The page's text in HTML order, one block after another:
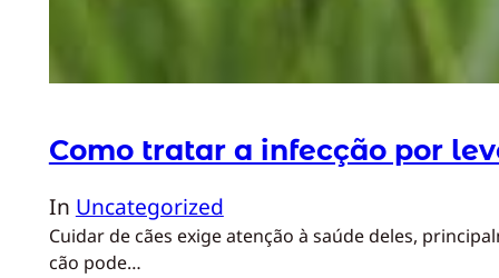
Como tratar a infecção por
In Uncategorized
Cuidar de cães exige atenção à saúde deles,
cão pode…